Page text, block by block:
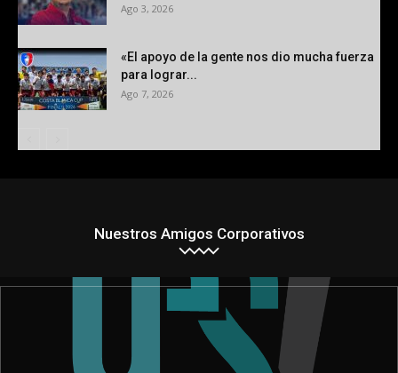
Ago 3, 2026
«El apoyo de la gente nos dio mucha fuerza
para lograr...
Ago 7, 2026
Nuestros Amigos Corporativos